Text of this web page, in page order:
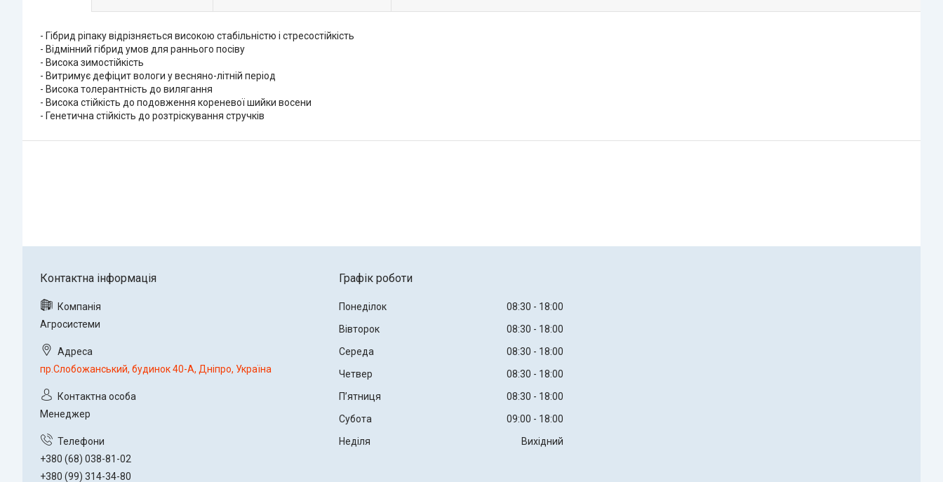
- Гібрид ріпаку відрізняється високою стабільністю і стресостійкість
- Відмінний гібрид умов для раннього посіву
- Висока зимостійкість
- Витримує дефіцит вологи у весняно-літній період
- Висока толерантність до вилягання
- Висока стійкість до подовження кореневої шийки восени
- Генетична стійкість до розтріскування стручків
Агросистеми
пр.Слобожанський, будинок 40-А, Дніпро, Україна
Менеджер
+380 (68) 038-81-02
+380 (99) 314-34-80
Графік роботи
Понеділок 08:30
18:00
Вівторок
08:30
18:00
Середа
08:30
18:00
Четвер
08:30
18:00
Пʼятниця
08:30
18:00
Субота
09:00
18:00
Неділя
Вихідний